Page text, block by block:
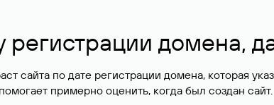
регистрации домена,
сайта по дате регистрации домена, которая
примерно оценить, когда был создан сайт.